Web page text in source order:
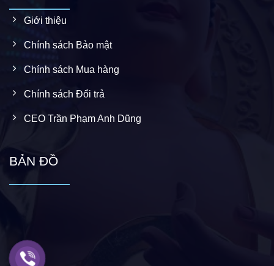
Giới thiệu
Chính sách Bảo mật
Chính sách Mua hàng
Chính sách Đổi trả
CEO Trần Phạm Anh Dũng
BẢN ĐỒ